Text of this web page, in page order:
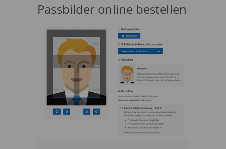
Passbilder online bestellen